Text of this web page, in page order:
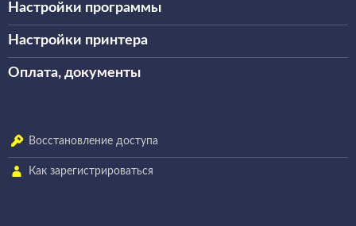
Настройки программы
Настройки принтера
Оплата, документы
Восстановление доступа
Как зарегистрироваться